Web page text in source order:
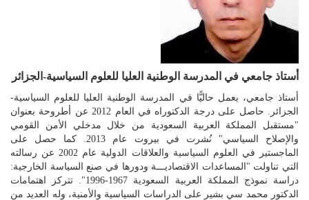
أستاذ جامعي في المدرسة الوطنية العليا للعلوم السياسية-الجزائر
أستاذ جامعي، يعمل حاليًّا في المدرسة الوطنية العليا للعلوم السياسية-
الجزائر. حاصل على درجة الدكتوراه في العام 2012 عن أطروحة بعنوان
"مستقبل المملكة العربية السعودية من خلال مدخلي الأمن القومي
والإصلاح السياسي" نُشرت في بيروت عام 2013. كما حصل على
الماجستير في العلوم السياسية والعلاقات الدولية عام 2002 عن رسالته
التي تناولت "المساعدات الاقتصاديـــة ودورها في صنع السياسة الخارجية:
دراسة نموذج المملكة العربية السعودية 1967-1996". تتركز اهتمامات
الدكتور محمد سي بشير على الدراسات السياسية والأمنية، وله العديد من